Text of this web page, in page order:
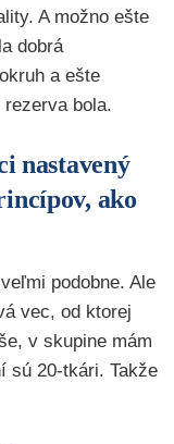
A možno ešte
dobrá
a ešte
bola.
nastavený
ako
podobne. Ale
vec, od ktorej
v skupine mám
sú 20-tkári. Takže